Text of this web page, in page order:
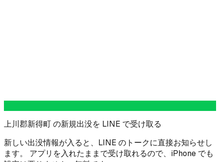
上川郡新得町 の新規出没を LINE で受け取る
新しい出没情報が入ると、LINE のトークに直接お知らせし
ます。 アプリを入れたままで受け取れるので、iPhone でも